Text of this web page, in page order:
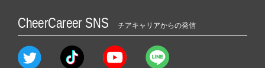
CheerCareer SNS チアキャリアからの発信